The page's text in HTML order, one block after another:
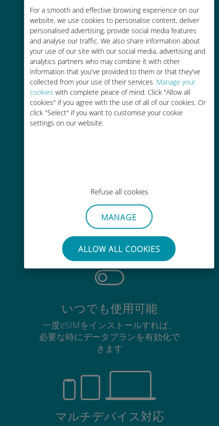
For a smooth and effective browsing experience on our
website, we use cookies to personalise content, deliver
personalised advertising, provide social media features
and analyse our traffic. We also share information about
your use of our site with our social media, advertising and
analytics partners who may combine it with other
information that you've provided to them or that they've
collected from your use of their services. Manage your
cookies with complete peace of mind. Click "Allow all
cookies" if you agree with the use of all of our cookies. Or
click "Select" if you want to customise your cookie
settings on our website.
Refuse all cookies
MANAGE
ALLOW ALL COOKIES
お客様が普段お使いのキャリアでロ
ーミングサービスを使った場合に比
べて最大で90％の節約が可能です。
かんたん追加購入
Wi-Fiやデータ残量がなくても、
手間いらず
使用中のSIMカードを抜き差しする
必要はありません
いつでも使用可能
一度eSIMをインストールすれば、
必要な時にデータプランを有効化で
きます
マルチデバイス対応